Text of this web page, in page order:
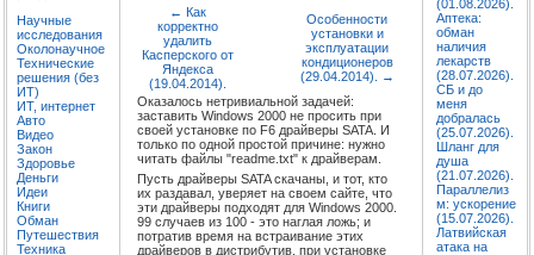
Научные
исследования
Околонаучное
Технические
решения (без
ИТ)
ИТ, интернет
Авто
Видео
Закон
Здоровье
Деньги
Идеи
Книги
Обман
Путешествия
Техника
← Как
корректно
удалить
Касперского от
Яндекса
(19.04.2014).
Особенности
установки и
эксплуатации
кондиционеров
(29.04.2014).
→
Оказалось нетривиальной задачей:
заставить Windows 2000 не просить при
своей установке по F6 драйверы SATA. И
только по одной простой причине: нужно
читать файлы "readme.txt" к драйверам.
Пусть драйверы SATA скачаны, и тот, кто
их раздавал, уверяет на своем сайте, что
эти драйверы подходят для Windows 2000.
99 случаев из 100 - это наглая ложь; и
потратив время на встраивание этих
драйверов в дистрибутив, при установке
(01.08.2026).
Аптека:
обман
наличия
лекарств
(28.07.2026).
СБ и до
меня
добралась
(25.07.2026).
Шланг для
душа
(21.07.2026).
Параллелиз
м: ускорение
(15.07.2026).
Латвийская
атака на